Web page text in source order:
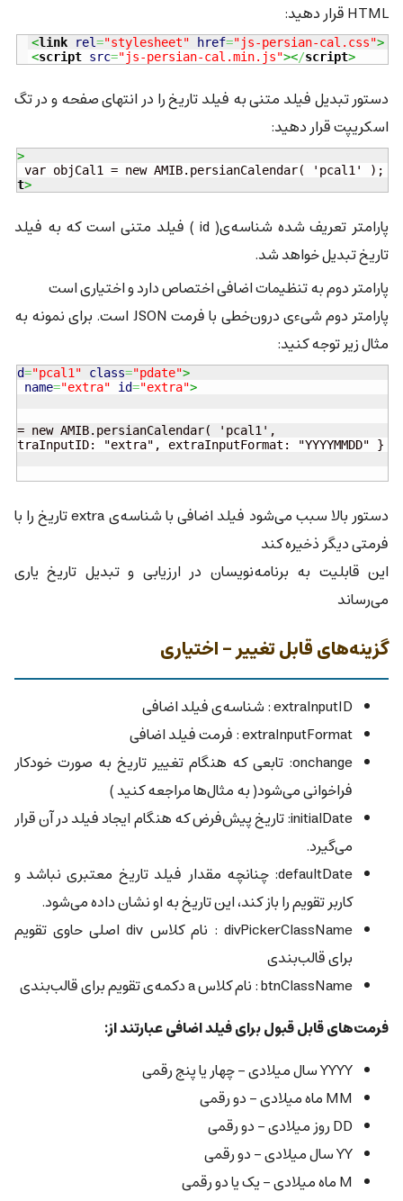
HTML قرار دهید:
<link rel="stylesheet" href="js-persian-cal.css">
<script src="js-persian-cal.min.js"></script>
دستور تبدیل فیلد متنی به فیلد تاریخ را در انتهای صفحه و در تگ
اسکریپت قرار دهید:
>
>
پارامتر تعریف شده شناسه‌ی( id ) فیلد متنی است که به فیلد
تاریخ تبدیل خواهد شد.
پارامتر دوم به تنظیمات اضافی اختصاص دارد و اختیاری است
پارامتر دوم شیءی درون‌خطی با فرمت JSON است. برای نمونه به
مثال زیر توجه کنید:
id="pcal1" class="pdate">
name="extra" id="extra">
دستور بالا سبب می‌شود فیلد اضافی با شناسه‌ی extra تاریخ را با
فرمتی دیگر ذخیره کند
این قابلیت به برنامه‌نویسان در ارزیابی و تبدیل تاریخ یاری
می‌رساند
گزینه‌های قابل تغییر - اختیاری
extraInputID : شناسه‌ی فیلد اضافی
extraInputFormat : فرمت فیلد اضافی
onchange: تابعی که هنگام تغییر تاریخ به صورت خودکار
فراخوانی می‌شود( به مثال‌ها مراجعه کنید )
initialDate: تاریخ پیش‌فرض که هنگام ایجاد فیلد در آن قرار
می‌گیرد.
defaultDate: چنانچه مقدار فیلد تاریخ معتبری نباشد و
کاربر تقویم را باز کند، این تاریخ به او نشان داده می‌شود.
divPickerClassName : نام کلاس div اصلی حاوی تقویم
برای قالب‌بندی
btnClassName : نام کلاس a دکمه‌ی تقویم برای قالب‌بندی
فرمت‌های قابل قبول برای فیلد اضافی عبارتند از:
YYYY سال میلادی - چهار یا پنج رقمی
MM ماه میلادی - دو رقمی
DD روز میلادی - دو رقمی
YY سال میلادی - دو رقمی
M ماه میلادی - یک یا دو رقمی